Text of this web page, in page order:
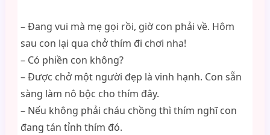
– Đang vui mà mẹ gọi rồi, giờ con phải về. Hôm
sau con lại qua chở thím đi chơi nha!
– Có phiền con không?
– Được chở một người đẹp là vinh hạnh. Con sẵn
sàng làm nô bộc cho thím đây.
– Nếu không phải cháu chồng thì thím nghĩ con
đang tán tỉnh thím đó.